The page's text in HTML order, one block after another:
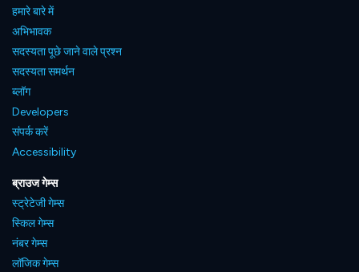
हमारे बारे में
अभिभावक
सदस्यता पूछे जाने वाले प्रश्न
सदस्यता समर्थन
ब्लॉग
Developers
संपर्क करें
Accessibility
ब्राउज गेम्स
स्ट्रेटेजी गेम्स
स्किल गेम्स
नंबर गेम्स
लॉजिक गेम्स